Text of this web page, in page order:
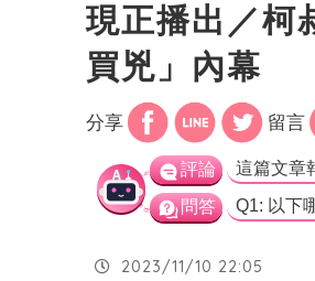
現正播出／柯
買兇」內幕
分享 留言
評論
問答
2023/11/10 22:05